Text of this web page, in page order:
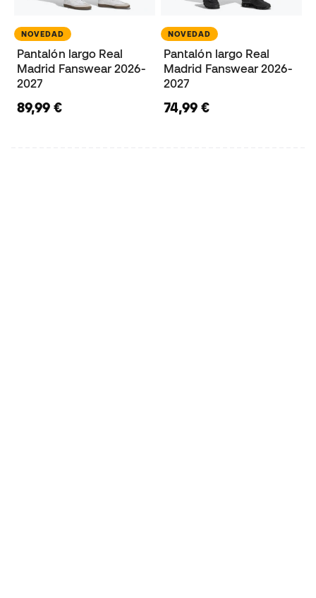
NOVEDAD
Pantalón largo Real
Madrid Fanswear 2026-
2027
89,99 €
NOVEDAD
Pantalón largo Real
Madrid Fanswear 2026-
2027
74,99 €